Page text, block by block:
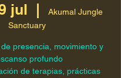
jul
  |
Akumal Jungle
Sanctuary
presencia, movimiento y
profundo
de terapias, prácticas